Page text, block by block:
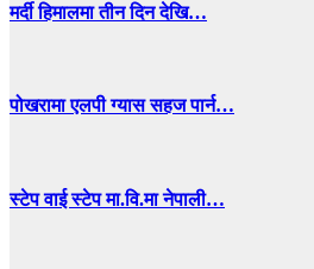
मर्दी हिमालमा तीन दिन देखि…
पोखरामा एलपी ग्यास सहज पार्न…
स्टेप वाई स्टेप मा.वि.मा नेपाली…